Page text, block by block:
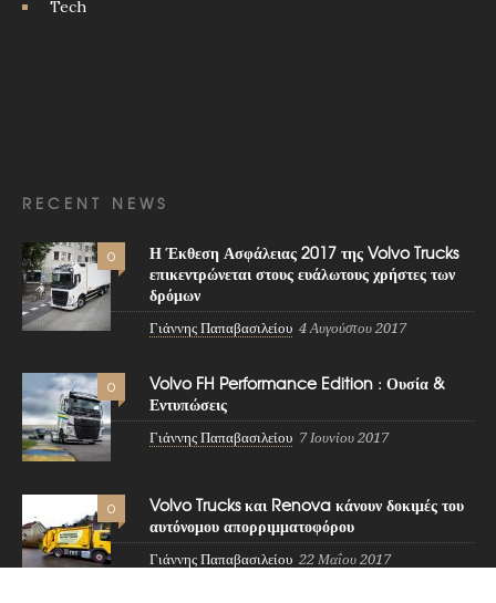
Tech
RECENT NEWS
0
Η Έκθεση Ασφάλειας 2017 της Volvo Trucks
επικεντρώνεται στους ευάλωτους χρήστες των
δρόμων
Γιάννης Παπαβασιλείου 4 Αυγούστου 2017
0
Volvo FH Performance Edition : Ουσία &
Εντυπώσεις
Γιάννης Παπαβασιλείου 7 Ιουνίου 2017
0
Volvo Trucks και Renova κάνουν δοκιμές του
αυτόνομου απορριμματοφόρου
Γιάννης Παπαβασιλείου 22 Μαΐου 2017